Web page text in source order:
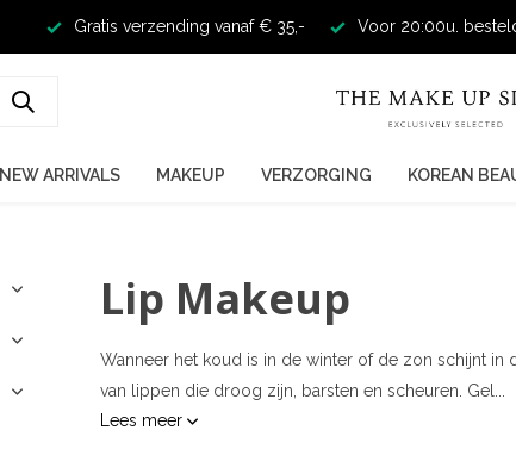
Gratis verzending vanaf € 35,- Voor 20:00u.
NEW ARRIVALS MAKEUP VERZORGING KOREAN
Lip Makeup
Wanneer het koud is in de winter of de zon schijnt
van lippen die droog zijn, barsten en scheuren. Gel...
Lees meer